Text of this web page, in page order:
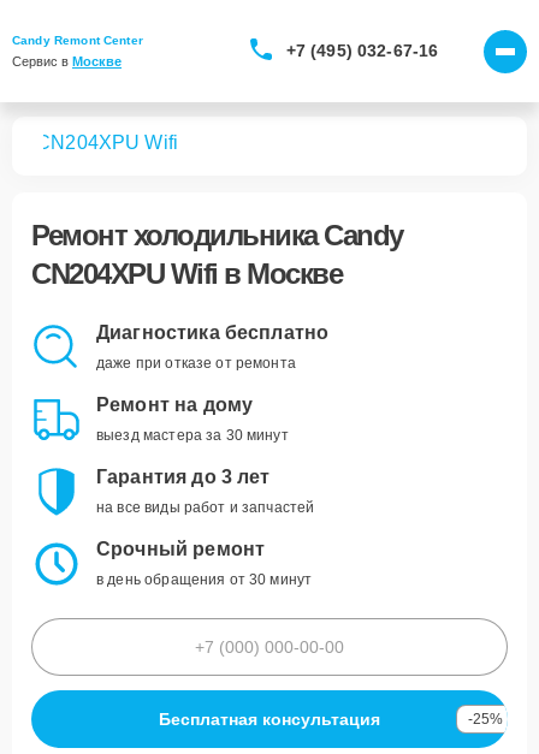
Candy Remont Center
Сервис в Москве
+7 (495) 032-67-16
CN204XPU Wifi
Ремонтхолодильника Candy
CN204XPU Wifi в Москве
Диагностика бесплатно
даже при отказе от ремонта
Ремонт на дому
выезд мастера за 30 минут
Гарантия до 3 лет
на все виды работ и запчастей
Срочный ремонт
в день обращения от 30 минут
Бесплатная консультация -25%